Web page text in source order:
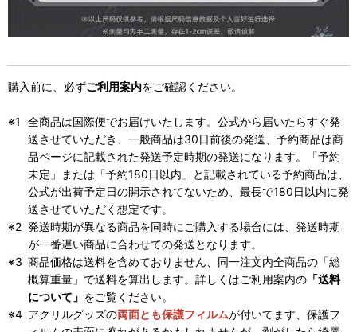
購入前に、必ずご利用案内をご確認ください。
全商品は国際便でお届けいたします。公式から届いたらすぐ発
送させていただき、一般商品は30日前後の発送、予約商品は商
品ページに記載された発送予定時期の発送になります。「予約
未定」または「予約180日以内」と記載されている予約商品は、
公式が出荷予定日の開示されてないため、最長で180日以内に発
送させていただく想定です。
発送時期が異なる商品を同時にご購入する場合には、発送時期
が一番遅い商品に合わせての発送となります。
商品価格は送料を含めておりません、同一注文内全商品の「総
概算重量」で送料を算出します。詳しくはご利用案内の 「送料
について」 をご覧ください。
アクリルグッズの両面とも保護フィルムが付いてます、保護フ